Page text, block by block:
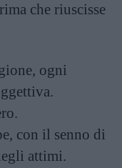
che riuscisse
ogni
con il senno di
attimi.